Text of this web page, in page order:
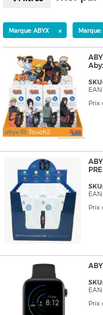
Marque: ABYX ×
Prix
Prix
Prix